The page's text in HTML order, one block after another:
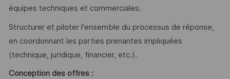
équipes techniques et commerciales.
Structurer et piloter l'ensemble du processus de réponse,
en coordonnant les parties prenantes impliquées
(technique, juridique, financier, etc.).
Conception des offres :